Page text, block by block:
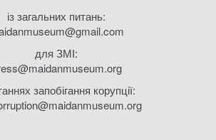
із загальних питань:
для ЗМІ:
запобігання корупції: